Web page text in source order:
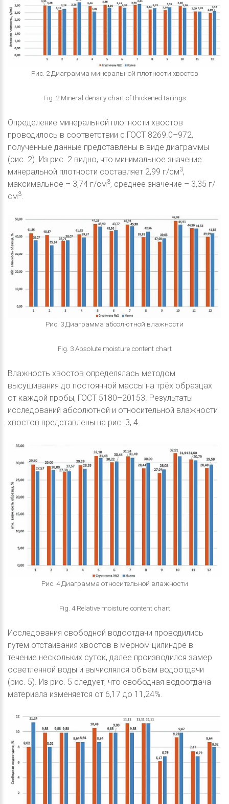
Рис. 2 Диаграмма минеральной плотности хвостов
Fig. 2 Mineral density chart of thickened tailings
Определение минеральной плотности хвостов
проводилось в соответствии с ГОСТ 8269.0–972,
полученные данные представлены в виде диаграммы
(рис. 2). Из рис. 2 видно, что минимальное значение
минеральной плотности составляет 2,99 г/см3,
максимальное – 3,74 г/см3, среднее значение – 3,35 г/
см3.
Рис. 3 Диаграмма абсолютной влажности
Fig. 3 Absolute moisture content chart
Влажность хвостов определялась методом
высушивания до постоянной массы на трёх образцах
от каждой пробы, ГОСТ 5180–20153. Результаты
исследований абсолютной и относительной влажности
хвостов представлены на рис. 3, 4.
Рис. 4 Диаграмма относительной влажности
Fig. 4 Relative moisture content chart
Исследования свободной водоотдачи проводились
путем отстаивания хвостов в мерном цилиндре в
течение нескольких суток, далее производился замер
осветленной воды и вычислялся объем водоотдачи
(рис. 5). Из рис. 5 следует, что свободная водоотдача
материала изменяется от 6,17 до 11,24%.